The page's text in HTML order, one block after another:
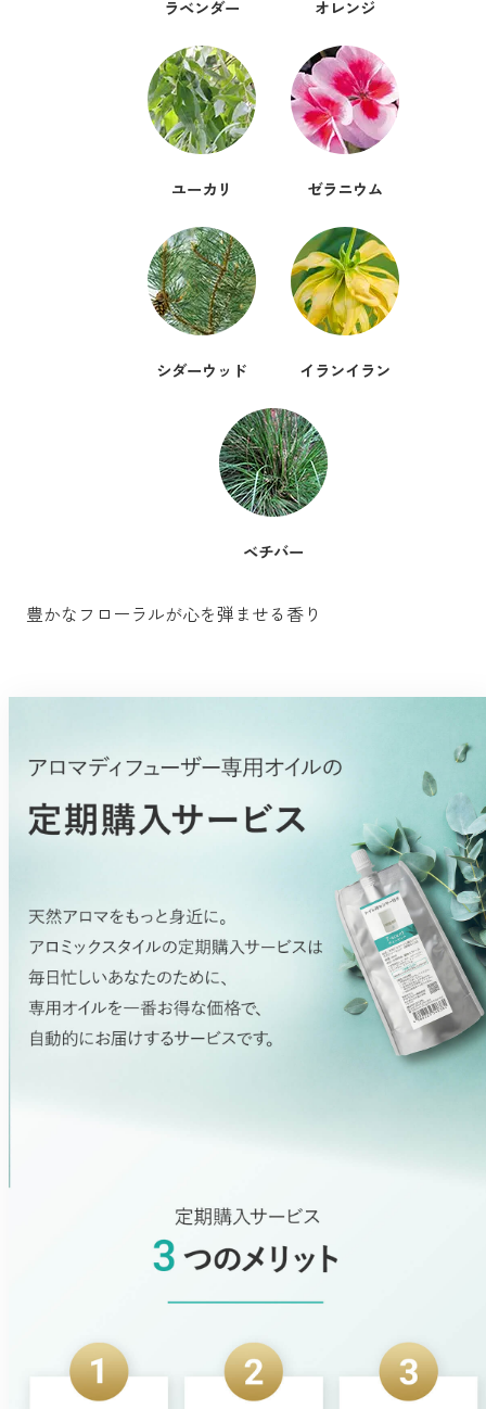
ラベンダー オレンジ
ユーカリ ゼラニウム
シダーウッド イランイラン
ベチバー
豊かなフローラルが心を弾ませる香り